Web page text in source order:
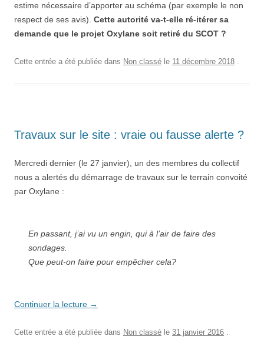
estime nécessaire d’apporter au schéma (par exemple le non
respect de ses avis). Cette autorité va-t-elle ré-itérer sa
demande que le projet Oxylane soit retiré du SCOT ?
Cette entrée a été publiée dans Non classé le 11 décembre 2018 .
Travaux sur le site : vraie ou fausse alerte ?
Mercredi dernier (le 27 janvier), un des membres du collectif
nous a alertés du démarrage de travaux sur le terrain convoité
par Oxylane :
En passant, j’ai vu un engin, qui à l’air de faire des
sondages.
Que peut-on faire pour empêcher cela?
Continuer la lecture →
Cette entrée a été publiée dans Non classé le 31 janvier 2016 .